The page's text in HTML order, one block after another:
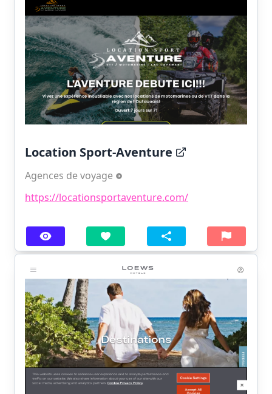
Location Sport-Aventure
Agences de voyage
https://locationsportaventure.com/